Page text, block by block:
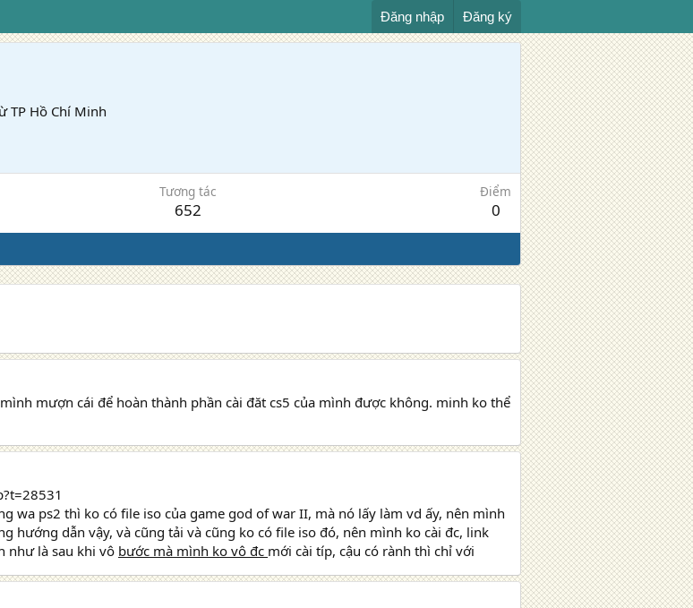
Đăng nhập Đăng ký
TP Hồ Chí Minh
Tương tác
652
Điểm
0
mượn cái để hoàn thành phần cài đăt cs5 của mình được không. minh ko thể
wa ps2 thì ko có file iso của game god of war II, mà nó lấy làm vd ấy, nên mình
hướng dẫn vậy, và cũng tải và cũng ko có file iso đó, nên mình ko cài đc, link
như là sau khi vô bước mà mình ko vô đc mới cài típ, cậu có rành thì chỉ với